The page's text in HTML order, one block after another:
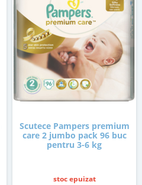
Scutece Pampers premium
care 2 jumbo pack 96 buc
pentru 3-6 kg
stoc epuizat